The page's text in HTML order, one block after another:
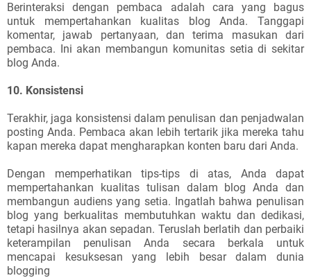
Berinteraksi dengan pembaca adalah cara yang bagus
untuk mempertahankan kualitas blog Anda. Tanggapi
komentar, jawab pertanyaan, dan terima masukan dari
pembaca. Ini akan membangun komunitas setia di sekitar
blog Anda.
10. Konsistensi
Terakhir, jaga konsistensi dalam penulisan dan penjadwalan
posting Anda. Pembaca akan lebih tertarik jika mereka tahu
kapan mereka dapat mengharapkan konten baru dari Anda.
Dengan memperhatikan tips-tips di atas, Anda dapat
mempertahankan kualitas tulisan dalam blog Anda dan
membangun audiens yang setia. Ingatlah bahwa penulisan
blog yang berkualitas membutuhkan waktu dan dedikasi,
tetapi hasilnya akan sepadan. Teruslah berlatih dan perbaiki
keterampilan penulisan Anda secara berkala untuk
mencapai kesuksesan yang lebih besar dalam dunia
blogging